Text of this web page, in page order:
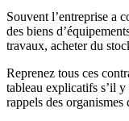
Souvent l’entreprise a
des biens
travaux, acheter du
Reprenez tous ces
tableau explicatifs s’il
rappels des organismes